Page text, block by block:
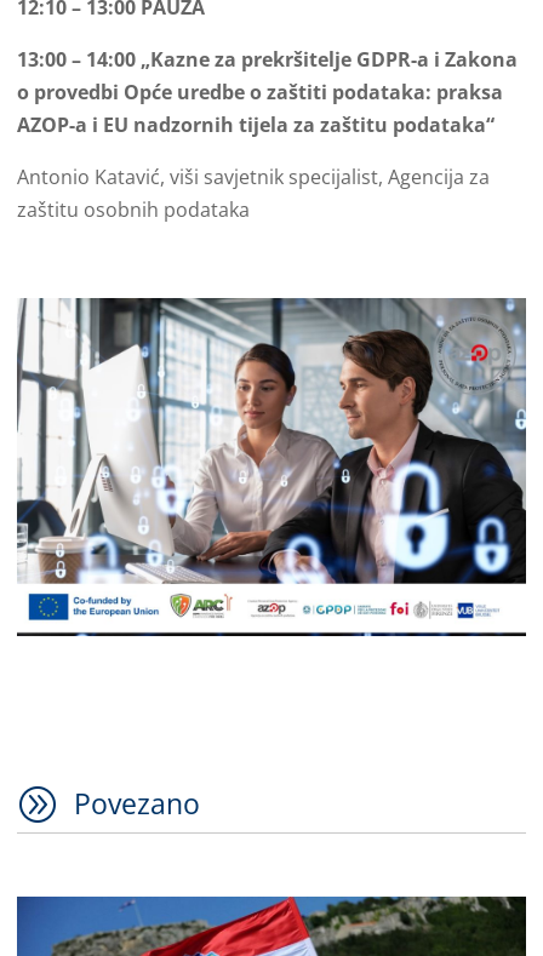
12:10 – 13:00 PAUZA
13:00 – 14:00 „Kazne za prekršitelje GDPR-a i Zakona
o provedbi Opće uredbe o zaštiti podataka: praksa
AZOP-a i EU nadzornih tijela za zaštitu podataka“
Antonio Katavić, viši savjetnik specijalist, Agencija za
zaštitu osobnih podataka
A Povezano